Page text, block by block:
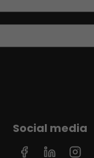
Social media